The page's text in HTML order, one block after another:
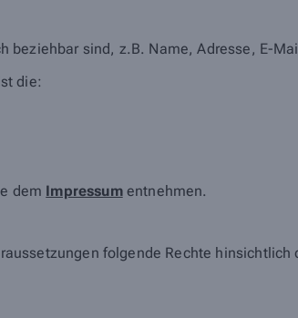
beziehbar sind, z.B. Name, Adresse, E-
die:
dem Impressumentnehmen.
folgende Rechte